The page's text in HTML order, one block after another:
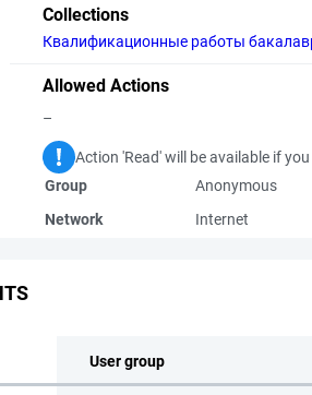
Collections
Квалификационные работы
Allowed Actions
–
Action 'Read' will be available if
Group
Anonymous
Network
Internet
User group